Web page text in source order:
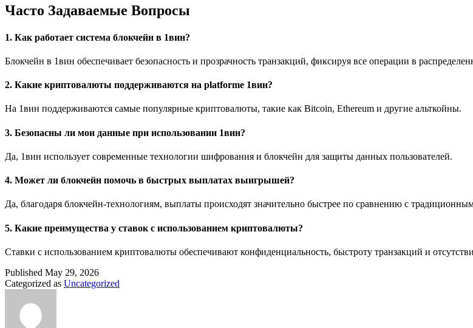
Часто Задаваемые Вопросы
1. Как работает система блокчейн в 1вин?
Блокчейн в 1вин обеспечивает безопасность и прозрачность транзакций, фиксируя все операции в
2. Какие криптовалюты поддерживаются на platforme 1вин?
На 1вин поддерживаются самые популярные криптовалюты, такие как Bitcoin, Ethereum и другие альткойны.
3. Безопасны ли мои данные при использовании 1вин?
Да, 1вин использует современные технологии шифрования и блокчейн для защиты данных пользователей.
4. Может ли блокчейн помочь в быстрых выплатах выигрышей?
Да, благодаря блокчейн-технологиям, выплаты происходят значительно быстрее по сравнению с
5. Какие преимущества у ставок с использованием криптовалюты?
Ставки с использованием криптовалюты обеспечивают конфиденциальность, быстроту транзакций и
Published May 29, 2026
Categorized as Uncategorized